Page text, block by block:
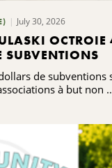
July 30, 2026
SUBVENTIONS
de subventions
à but non